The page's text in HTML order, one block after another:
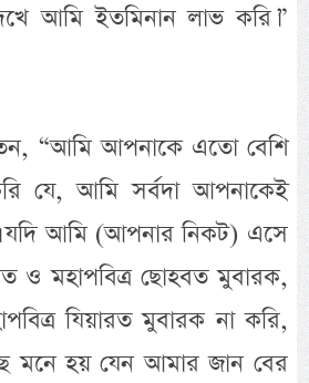
আমি ইতমিনান লাভ করি।”
“আমি আপনাকে এতো বেশি
যে, আমি সর্বদা আপনাকেই
যদি আমি (আপনার নিকট) এসে
ও মহাপবিত্র ছোহবত মুবারক,
যিয়ারত মুবারক না করি,
মনে হয় যেন আমার জান বের